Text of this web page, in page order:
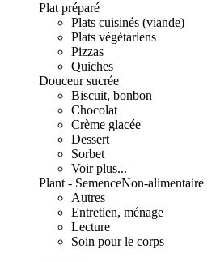
Plat préparé
Plats cuisinés (viande)
Plats végétariens
Pizzas
Quiches
Douceur sucrée
Biscuit, bonbon
Chocolat
Crème glacée
Dessert
Sorbet
Voir plus...
Plant - SemenceNon-alimentaire
Autres
Entretien, ménage
Lecture
Soin pour le corps